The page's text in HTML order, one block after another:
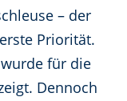
– der
Priorität.
für die
Dennoch